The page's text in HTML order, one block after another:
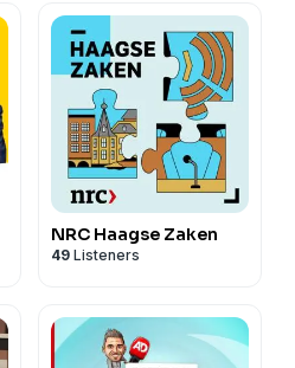
NRC Haagse Zaken
49 Listeners